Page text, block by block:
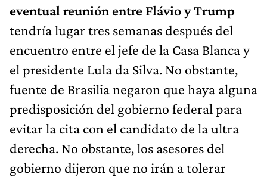
eventual reunión entre Flávio y Trump
tendría lugar tres semanas después del
encuentro entre el jefe de la Casa Blanca y
el presidente Lula da Silva. No obstante,
fuente de Brasilia negaron que haya alguna
predisposición del gobierno federal para
evitar la cita con el candidato de la ultra
derecha. No obstante, los asesores del
gobierno dijeron que no irán a tolerar